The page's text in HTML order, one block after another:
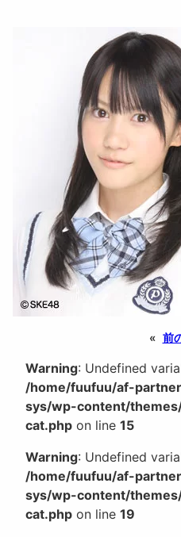
« 前
Warning: Undefined
/home/fuufuu/af-
sys/wp-content/
cat.php on line 15
Warning: Undefined
/home/fuufuu/af-
sys/wp-content/
cat.php on line 19